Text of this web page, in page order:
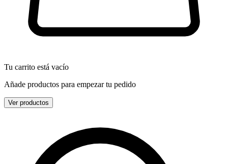
Tu carrito está vacío
Añade productos para empezar tu pedido
Ver productos